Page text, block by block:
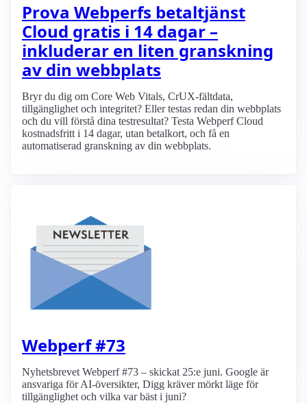
Prova Webperfs betaltjänst
Cloud gratis i 14 dagar –
inkluderar en liten granskning
av din webbplats
Bryr du dig om Core Web Vitals, CrUX-fältdata,
tillgänglighet och integritet? Eller testas redan din webbplats
och du vill förstå dina testresultat? Testa Webperf Cloud
kostnadsfritt i 14 dagar, utan betalkort, och få en
automatiserad granskning av din webbplats.
Webperf #73
Nyhetsbrevet Webperf #73 – skickat 25:e juni. Google är
ansvariga för AI-översikter, Digg kräver mörkt läge för
tillgänglighet och vilka var bäst i juni?